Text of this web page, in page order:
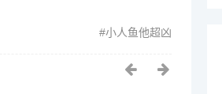
小人鱼他超凶